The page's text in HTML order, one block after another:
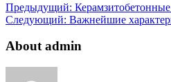
Предыдущий:
Следующий: Важнейшие
About admin